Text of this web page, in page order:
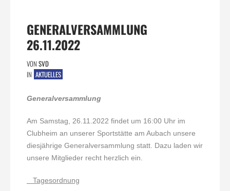
GENERALVERSAMMLUNG
26.11.2022
VON SVD
IN AKTUELLES
Generalversammlung
Am Samstag, 26.11.2022 findet um 16:00 Uhr im
Clubheim an unserer Sportstätte am Aubach unsere
diesjährige Generalversammlung statt. Dazu laden wir
unsere Mitglieder recht herzlich ein.
Tagesordnung